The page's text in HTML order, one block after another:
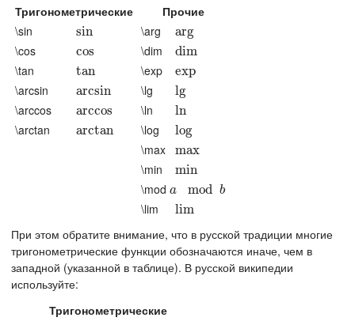
Тригонометрические
\sin
sin
sin
\cos
cos
cos
\tan
tan
tan
\arcsin
arcsin
arcsin
\arccos
arccos
arccos
\arctan
arctan
arctan
Прочие
\arg
arg
arg
\dim
dim
dim
\exp
exp
exp
\lg
lg
lg
\ln
ln
ln
\log
log
log
\max max
max
\min
min
min
\mod a mod b
amodb
\lim
lim
lim
При этом обратите внимание, что в русской традиции многие
тригонометрические функции обозначаются иначе, чем в
западной (указанной в таблице). В русской википедии
используйте:
Тригонометрические